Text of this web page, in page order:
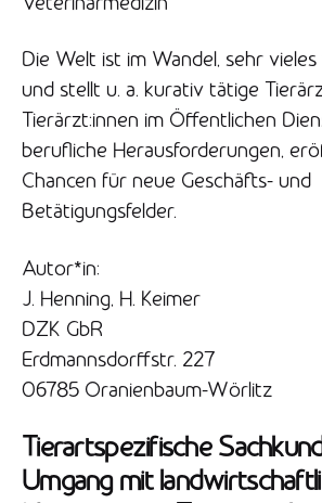
Die Welt ist im Wandel, sehr
und stellt u. a. kurativ tätige
Tierärzt:innen im Öffentlichen
berufliche Herausforderungen,
Chancen für neue Geschäfts- und
Betätigungsfelder.
Autor*in:
J. Henning, H. Keimer
DZK GbR
Erdmannsdorffstr. 227
06785 Oranienbaum-Wörlitz
Tierartspezifische
Umgang mit